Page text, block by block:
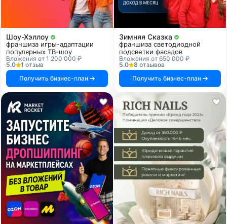
Шоу-Хэллоу
франшиза игры-адаптации
популярных ТВ-шоу
Вложения от 1 200 000 ₽
5.0
1 отзыв
Получить бизнес-план
Зимняя Сказка
франшиза светодиодной
подсветки фасадов
Вложения от 650 000 ₽
5.0
8 отзывов
Получить бизнес-план